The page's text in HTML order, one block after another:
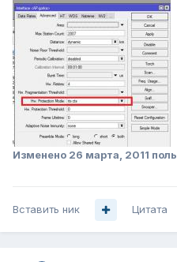
Изменено 26 марта, 2011
Вставить ник Цитата